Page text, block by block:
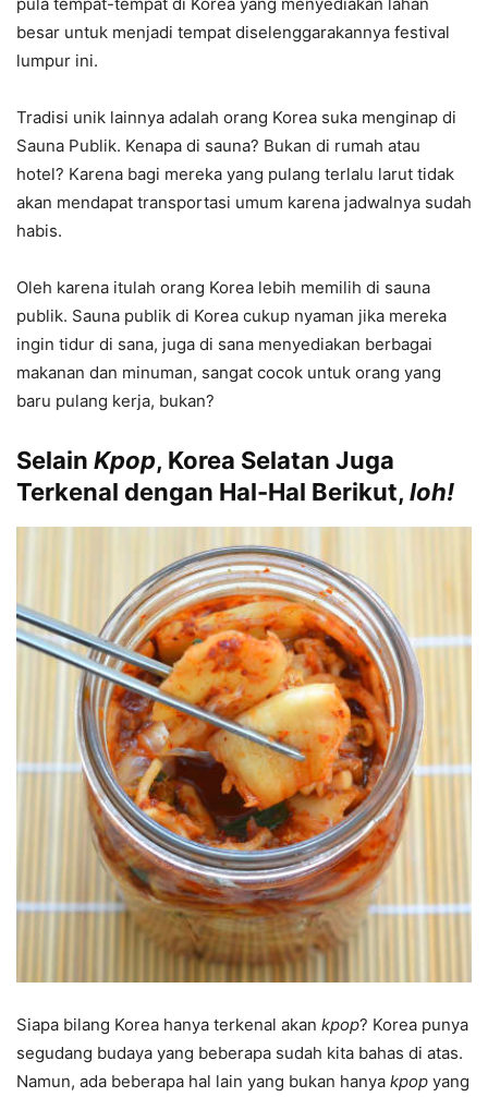
besar untuk menjadi tempat diselenggarakannya festival
lumpur ini.
Tradisi unik lainnya adalah orang Korea suka menginap di
Sauna Publik. Kenapa di sauna? Bukan di rumah atau
hotel? Karena bagi mereka yang pulang terlalu larut tidak
akan mendapat transportasi umum karena jadwalnya sudah
habis.
Oleh karena itulah orang Korea lebih memilih di sauna
publik. Sauna publik di Korea cukup nyaman jika mereka
ingin tidur di sana, juga di sana menyediakan berbagai
makanan dan minuman, sangat cocok untuk orang yang
baru pulang kerja, bukan?
Selain Kpop, Korea Selatan Juga
Terkenal dengan Hal-Hal Berikut, loh!
Siapa bilang Korea hanya terkenal akan kpop? Korea punya
segudang budaya yang beberapa sudah kita bahas di atas.
Namun, ada beberapa hal lain yang bukan hanya kpop yang